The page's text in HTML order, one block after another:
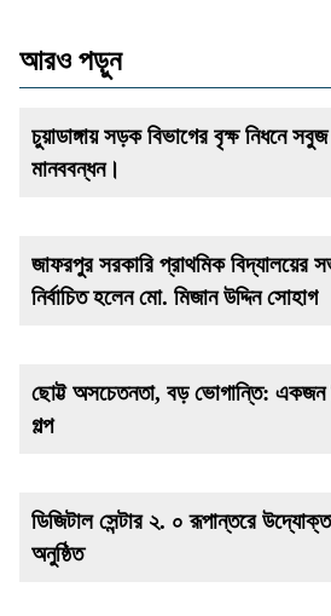
আরও পড়ুন
চুয়াডাঙ্গায় সড়ক বিভাগের বৃক্ষ নিধনে সবুজ
মানববন্ধন।
জাফরপুর সরকারি প্রাথমিক বিদ্যালয়ের
নির্বাচিত হলেন মো. মিজান উদ্দিন সোহাগ
ছোট্ট অসচেতনতা, বড় ভোগান্তি: একজন
গল্প
ডিজিটাল সেন্টার ২. ০ রূপান্তরে
অনুষ্ঠিত